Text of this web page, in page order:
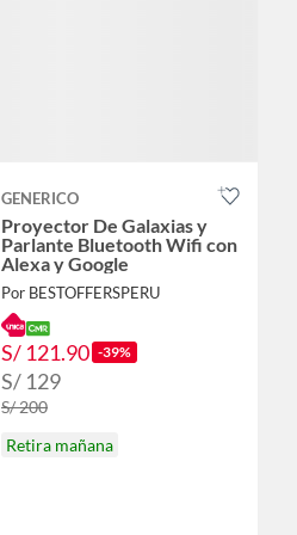
GENERICO
Proyector De Galaxias y
Parlante Bluetooth Wifi con
Alexa y Google
Por BESTOFFERSPERU
S/ 121.90 -39%
S/ 129
S/ 200
Retira mañana